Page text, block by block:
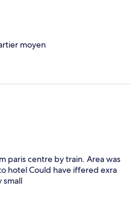
moyen
paris centre by train. Area was
hotel Could have iffered exra
small